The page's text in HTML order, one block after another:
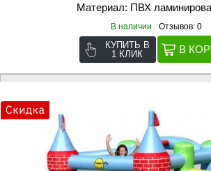
Материал: ПВХ
В наличии Отзывов: 0
КУПИТЬ В
1 КЛИК